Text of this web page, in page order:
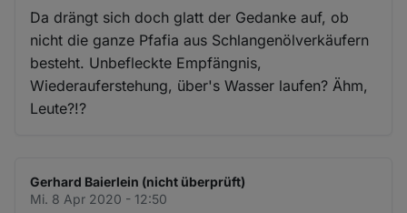
Da drängt sich doch glatt der Gedanke auf, ob
nicht die ganze Pfafia aus Schlangenölverkäufern
besteht. Unbefleckte Empfängnis,
Wiederauferstehung, über's Wasser laufen? Ähm,
Leute?!?
Gerhard Baierlein (nicht überprüft)
Mi. 8 Apr 2020 - 12:50